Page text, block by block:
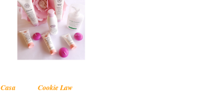
Casa
Cookie Law